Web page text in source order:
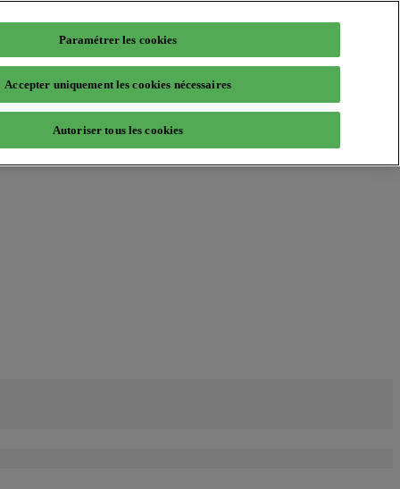
Paramétrer les cookies
Accepter uniquement les cookies nécessaires
Autoriser tous les cookies